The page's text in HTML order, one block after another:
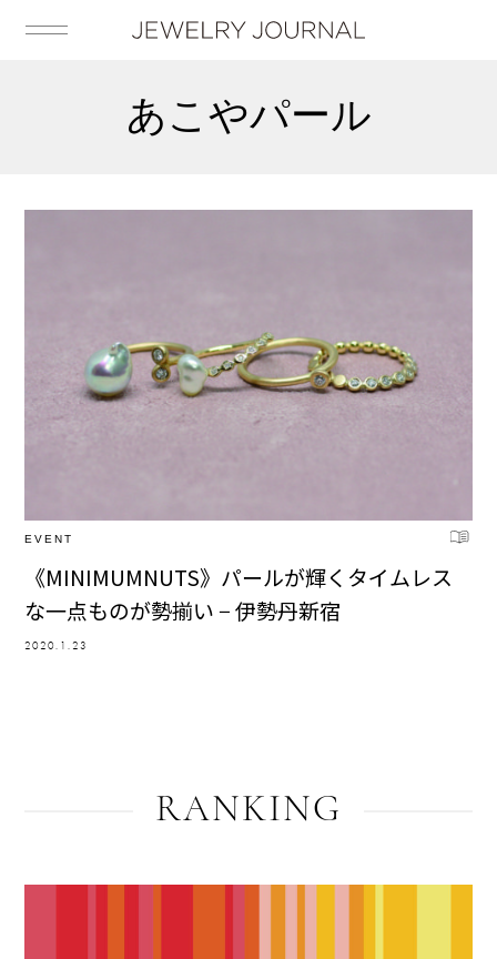
あこやパール
EVENT
《MINIMUMNUTS》パールが輝くタイムレス
な一点ものが勢揃い − 伊勢丹新宿
2020.1.23
RANKING